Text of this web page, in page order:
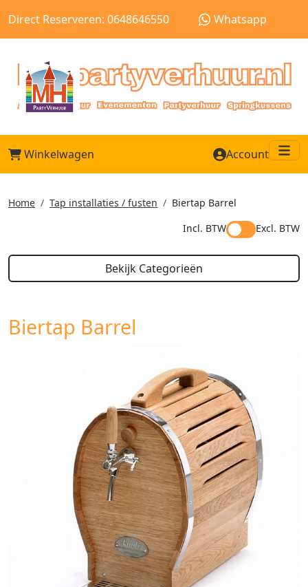
Direct Reserveren: 0648646550 Whatsapp
Winkelwagen Account
Home Tap installaties / fusten
Biertap Barrel
Incl. BTW
Excl. BTW
Bekijk Categorieën
Biertap Barrel